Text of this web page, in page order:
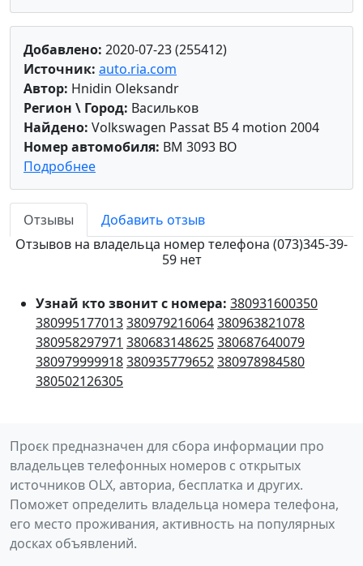
Добавлено: 2020-07-23 (255412)
Источник: auto.ria.com
Автор: Hnidin Oleksandr
Регион \ Город: Васильков
Найдено: Volkswagen Passat B5 4 motion 2004
Номер автомобиля: BM 3093 BO
Подробнее
Отзывы
Добавить отзыв
Отзывов на владельца номер телефона (073)345-39-
59 нет
Узнай кто звонит с номера: 380931600350
380995177013380979216064380963821078
380958297971 380683148625380687640079
380979999918380935779652380978984580
380502126305
Проєк предназначен для сбора информации про
владельцев телефонных номеров с открытых
источников OLX, авториа, бесплатка и других.
Поможет определить владельца номера телефона,
его место проживания, активность на популярных
досках объявлений.